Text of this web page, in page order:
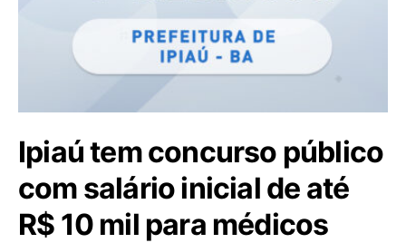
Ipiaú tem concurso público
com salário inicial de até
R$ 10 mil para médicos